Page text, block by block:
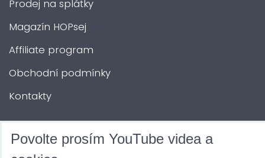
Prodej na splátky
Magazín HOPsej
Affiliate program
Obchodní podmínky
Kontakty
DALŠÍ SLUŽBY
Povolte prosím YouTube videa a